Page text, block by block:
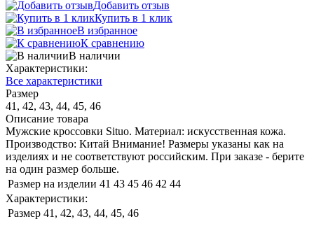
Добавить отзыв
Купить в 1 клик
В избранное
К сравнению
В наличии
Характеристики:
Все характеристики
Размер
41, 42, 43, 44, 45, 46
Описание товара
Мужские кроссовки Situo. Материал: искусственная кожа.
Производство: Китай Внимание! Размеры указаны как на
изделиях и не соответствуют российским. При заказе - берите
на один размер больше.
Размер на изделии 41 43 45 46 42 44
Характеристики:
Размер 41, 42, 43, 44, 45, 46